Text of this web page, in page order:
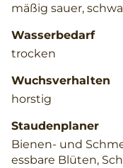
mäßig sauer,
Wasserbedarf
trocken
Wuchsverhalten
horstig
Staudenplaner
Bienen- und
essbare Blüten,